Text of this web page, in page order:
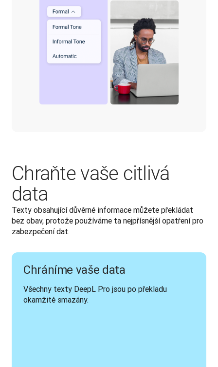
Chraňte vaše citlivá
data
Texty obsahující důvěrné informace můžete překládat
bez obav, protože používáme ta nejpřísnější opatření pro
zabezpečení dat.
Chráníme vaše data
Všechny texty DeepL Pro jsou po překladu
okamžitě smazány.